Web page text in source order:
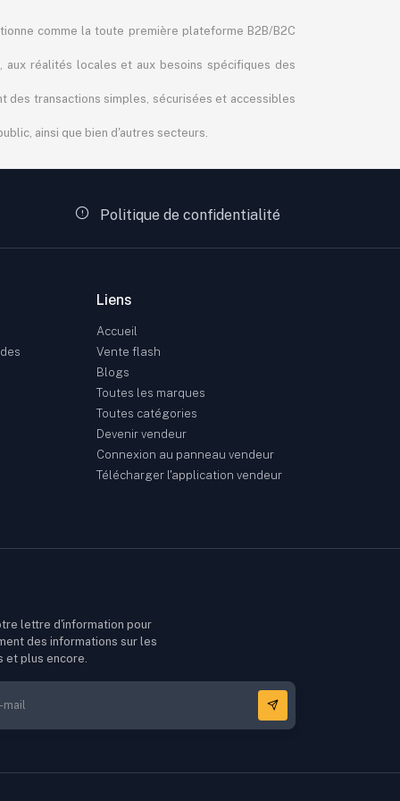
comme la toute première plateforme B2B/B2C
réalités locales et aux besoins spécifiques des
des transactions simples, sécurisées et accessibles
ainsi que bien d'autres secteurs.
Politique de confidentialité
Liens
Accueil
Vente flash
Blogs
Toutes les marques
Toutes catégories
Devenir vendeur
Connexion au panneau vendeur
Télécharger l'application vendeur
lettre d'information pour
des informations sur les
et plus encore.